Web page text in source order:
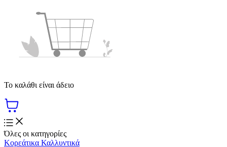
Το καλάθι είναι άδειο
Όλες οι κατηγορίες
Κορεάτικα Καλλυντικά